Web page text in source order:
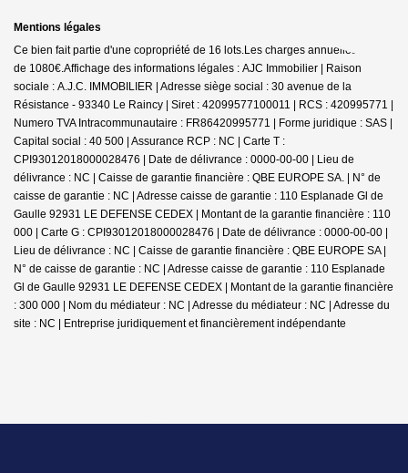
Mentions légales
Ce bien fait partie d'une copropriété de 16 lots.Les charges annuelles sont
de 1080€. Affichage des informations légales : AJC Immobilier | Raison
sociale : A.J.C. IMMOBILIER | Adresse siège social : 30 avenue de la
Résistance - 93340 Le Raincy | Siret : 42099577100011 | RCS : 420995771 |
Numero TVA Intracommunautaire : FR86420995771 | Forme juridique : SAS |
Capital social : 40 500 | Assurance RCP : NC | Carte T :
CPI93012018000028476 | Date de délivrance : 0000-00-00 | Lieu de
délivrance : NC | Caisse de garantie financière : QBE EUROPE SA. | N° de
caisse de garantie : NC | Adresse caisse de garantie : 110 Esplanade Gl de
Gaulle 92931 LE DEFENSE CEDEX | Montant de la garantie financière : 110
000 | Carte G : CPI93012018000028476 | Date de délivrance : 0000-00-00 |
Lieu de délivrance : NC | Caisse de garantie financière : QBE EUROPE SA |
N° de caisse de garantie : NC | Adresse caisse de garantie : 110 Esplanade
Gl de Gaulle 92931 LE DEFENSE CEDEX | Montant de la garantie financière
: 300 000 | Nom du médiateur : NC | Adresse du médiateur : NC | Adresse du
site : NC | Entreprise juridiquement et financièrement indépendante